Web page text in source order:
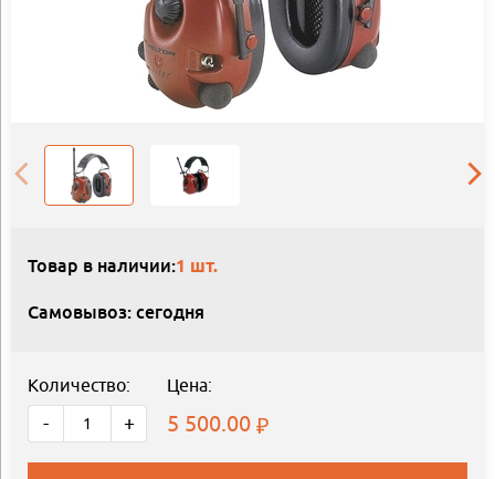
Товар в наличии:1 шт.
Самовывоз: сегодня
Количество:
- +
Цена:
5 500.00